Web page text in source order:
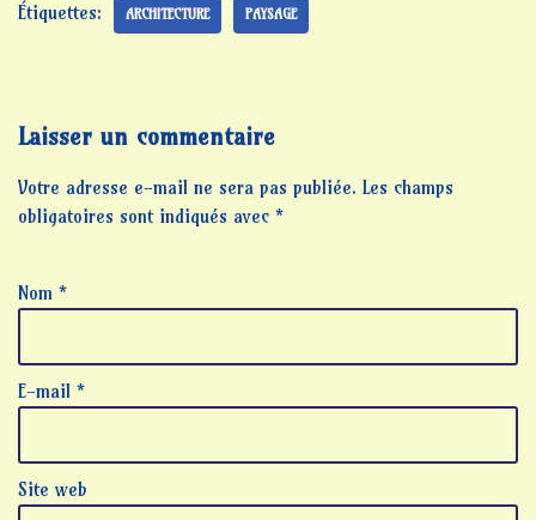
Étiquettes: ARCHITECTURE PAYSAGE
Laisser un commentaire
Votre adresse e-mail ne sera pas publiée. Les champs
obligatoires sont indiqués avec *
Nom *
E-mail *
Site web